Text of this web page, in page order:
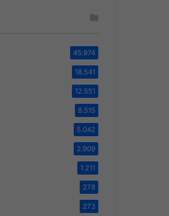
45.974
18.541
12.551
8.515
5.042
2.909
1.211
278
273